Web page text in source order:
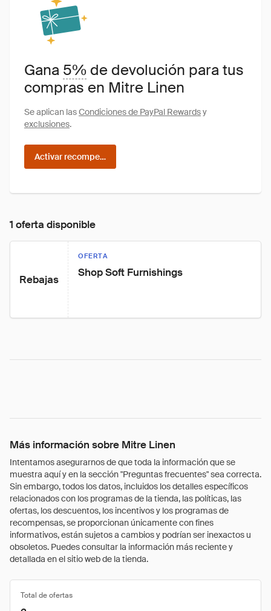
Gana 5% de devolución para tus
compras en Mitre Linen
Se aplican lasCondiciones de PayPal Rewardsy
exclusiones.
Activar recompensas
1 oferta disponible
Rebajas
OFERTA
Shop Soft Furnishings
Más información sobre Mitre Linen
Intentamos asegurarnos de que toda la información que se
muestra aquí y en la sección "Preguntas frecuentes" sea correcta.
Sin embargo, todos los datos, incluidos los detalles específicos
relacionados con los programas de la tienda, las políticas, las
ofertas, los descuentos, los incentivos y los programas de
recompensas, se proporcionan únicamente con fines
informativos, están sujetos a cambios y podrían ser inexactos u
obsoletos. Puedes consultar la información más reciente y
detallada en el sitio web de la tienda.
Total de ofertas